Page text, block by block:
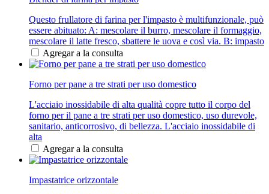
Questo frullatore di farina per l'impasto è multifunzionale, può
essere abituato: A: mescolare il burro, mescolare il formaggio,
mescolare il latte fresco, sbattere le uova e così via. B: impasto
Agregar a la consulta
Forno per pane a tre strati per uso domestico
L'acciaio inossidabile di alta qualità copre tutto il corpo del
forno per il pane a tre strati per uso domestico, uso durevole,
sanitario, anticorrosivo, di bellezza. L'acciaio inossidabile di
alta
Agregar a la consulta
Impastatrice orizzontale